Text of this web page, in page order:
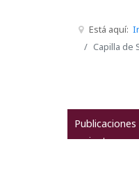
Está aquí:
Capilla de
Publicaciones
recientes
de Texcoco